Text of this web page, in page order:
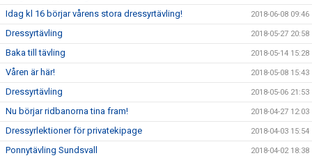
Idag kl 16 börjar vårens stora dressyrtävling! 2018-06-08 09:46
Dressyrtävling 2018-05-27 20:58
Baka till tävling 2018-05-14 15:28
Våren är här! 2018-05-08 15:43
Dressyrtävling 2018-05-06 21:53
Nu börjar ridbanorna tina fram! 2018-04-27 12:03
Dressyrlektioner för privatekipage 2018-04-03 15:54
Ponnytävling Sundsvall 2018-04-02 18:38